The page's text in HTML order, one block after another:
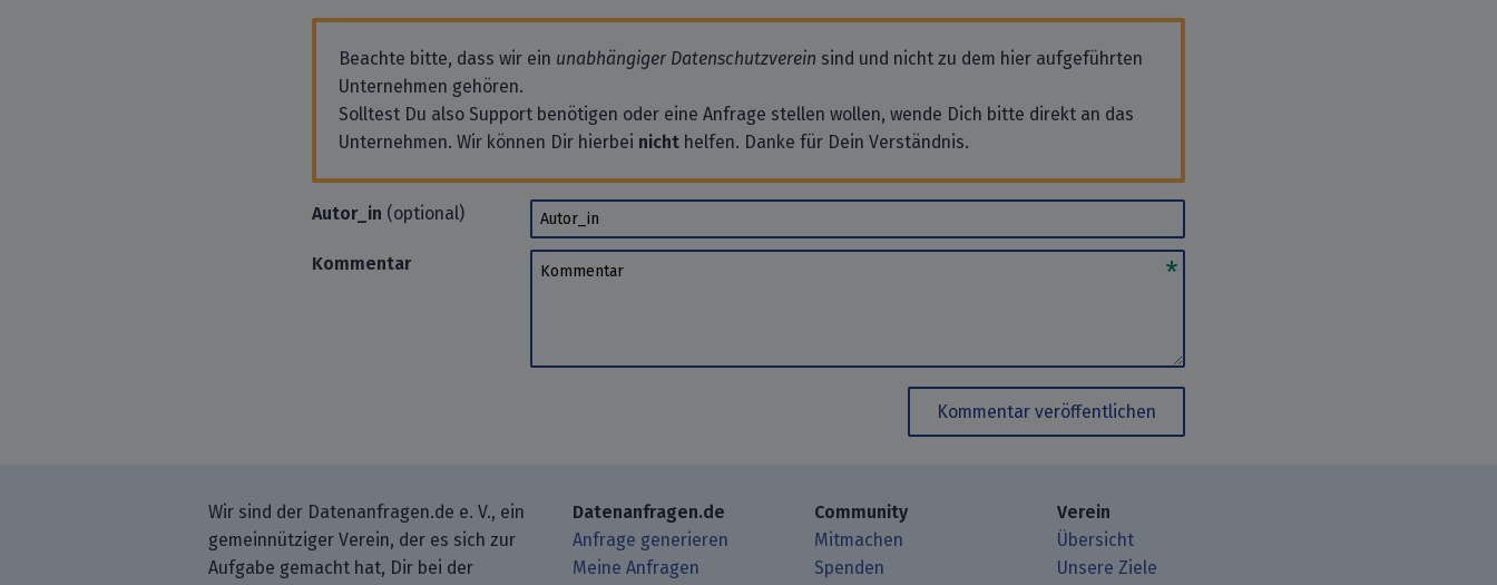
Beachte bitte, dass wir ein unabhängiger Datenschutzverein sind und nicht zu dem hier aufgeführten
Unternehmen gehören.
Solltest Du also Support benötigen oder eine Anfrage stellen wollen, wende Dich bitte direkt an das
Unternehmen. Wir können Dir hierbei nicht helfen. Danke für Dein Verständnis.
Autor_in (optional) Autor_in
Kommentar Kommentar
Kommentar veröffentlichen
Wir sind der Datenanfragen.de e. V., ein
gemeinnütziger Verein, der es sich zur
Aufgabe gemacht hat, Dir bei der
Datenanfragen.de
Anfrage generieren
Meine Anfragen
Community
Mitmachen
Spenden
Verein
Übersicht
Unsere Ziele